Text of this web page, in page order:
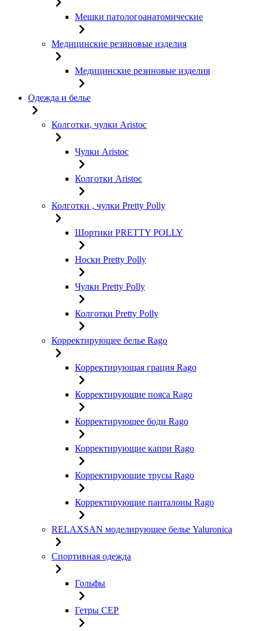
Мешки патологоанатомические
Медицинские резиновые изделия
Медицинские резиновые изделия
Одежда и белье
Колготки, чулки Aristoc
Чулки Aristoc
Колготки Aristoc
Колготки , чулки Pretty Polly
Шортики PRETTY POLLY
Носки Pretty Polly
Чулки Pretty Polly
Колготки Pretty Polly
Корректирующее белье Rago
Корректирующая грация Rago
Корректирующие пояса Rago
Корректирующее боди Rago
Корректирующие капри Rago
Корректирующие трусы Rago
Корректирующие панталоны Rago
RELAXSAN моделирующее белье Yaluroniсa
Спортивная одежда
Гольфы
Гетры CEP